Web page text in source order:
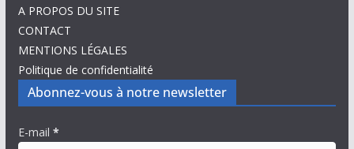
A PROPOS DU SITE
CONTACT
MENTIONS LÉGALES
Politique de confidentialité
Abonnez-vous à notre newsletter
E-mail *